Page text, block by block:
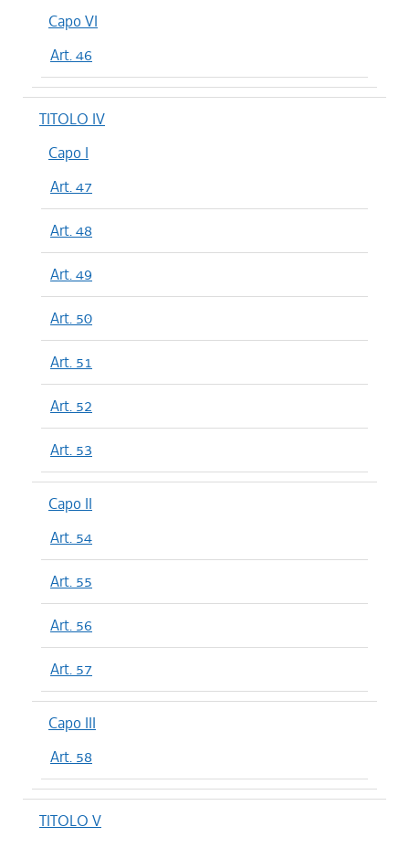
Capo VI
Art. 46
TITOLO IV
Capo I
Art. 47
Art. 48
Art. 49
Art. 50
Art. 51
Art. 52
Art. 53
Capo II
Art. 54
Art. 55
Art. 56
Art. 57
Capo III
Art. 58
TITOLO V